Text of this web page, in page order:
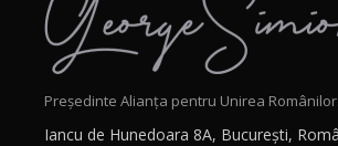
Președinte Alianța pentru Unirea Românilor.
Iancu de Hunedoara 8A, București,